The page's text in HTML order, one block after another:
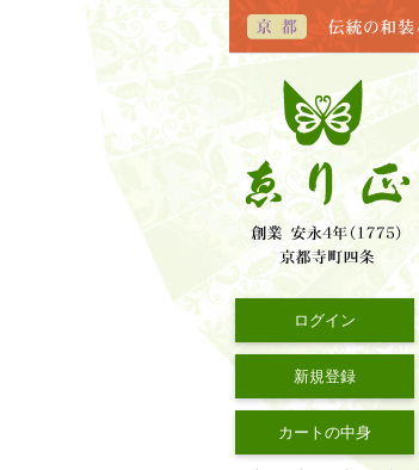
ログイン
新規登録
カートの中身